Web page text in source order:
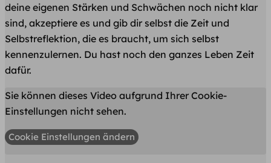
deine eigenen Stärken und Schwächen noch nicht klar
sind, akzeptiere es und gib dir selbst die Zeit und
Selbstreflektion, die es braucht, um sich selbst
kennenzulernen. Du hast noch den ganzes Leben Zeit
dafür.
Sie können dieses Video aufgrund Ihrer Cookie-
Einstellungen nicht sehen.
Cookie Einstellungen ändern